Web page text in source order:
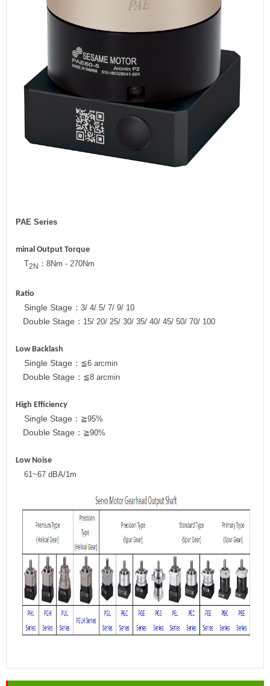
PAE Series
minal Output Torque
T2N ： 8Nm - 270Nm
Ratio
Single Stage ： 3/ 4/ 5/ 7/ 9/ 10
Double Stage ： 15/ 20/ 25/ 30/ 35/ 40/ 45/ 50/ 70/ 100
Low Backlash
Single Stage ： ≦6 arcmin
Double Stage ： ≦8 arcmin
High Efficiency
Single Stage ： ≧95%
Double Stage ： ≧90%
Low Noise
61~67 dBA/1m